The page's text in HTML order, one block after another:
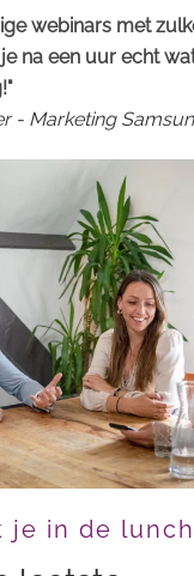
webinars met
na een uur echt
- Marketing
je in de